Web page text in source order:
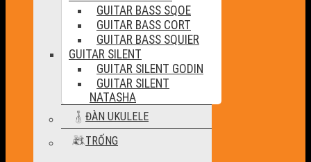
GUITAR BASS SQOE
GUITAR BASS CORT
GUITAR BASS SQUIER
GUITAR SILENT
GUITAR SILENT GODIN
GUITAR SILENT
NATASHA
ĐÀN UKULELE
TRỐNG